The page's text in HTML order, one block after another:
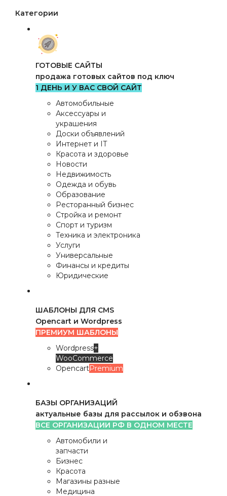
Категории
ГОТОВЫЕ САЙТЫ
продажа готовых сайтов под ключ
1 ДЕНЬ И У ВАС СВОЙ САЙТ
Автомобильные
Аксессуары и
украшения
Доски объявлений
Интернет и IT
Красота и здоровье
Новости
Недвижимость
Одежда и обувь
Образование
Ресторанный бизнес
Стройка и ремонт
Спорт и туризм
Техника и электроника
Услуги
Универсальные
Финансы и кредиты
Юридические
ШАБЛОНЫ ДЛЯ CMS
Opencart и Wordpress
ПРЕМИУМ ШАБЛОНЫ
Wordpress+
WooCommerce
OpencartPremium
БАЗЫ ОРГАНИЗАЦИЙ
актуальные базы для рассылок и обзвона
ВСЕ ОРГАНИЗАЦИИ РФ В ОДНОМ МЕСТЕ
Автомобили и
запчасти
Бизнес
Красота
Магазины разные
Медицина